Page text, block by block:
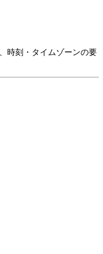
時刻・タイムゾーンの要